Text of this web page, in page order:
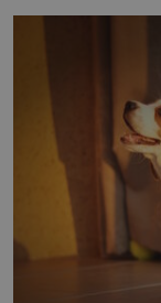
povaze, ale i v
Ženy narozené
nesou žár,